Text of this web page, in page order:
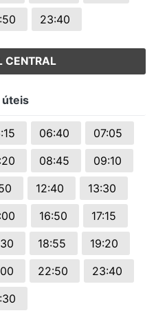
23:40
CENTRAL
úteis
06:40
07:05
08:45
09:10
12:40
13:30
16:50
17:15
18:55
19:20
22:50
23:40